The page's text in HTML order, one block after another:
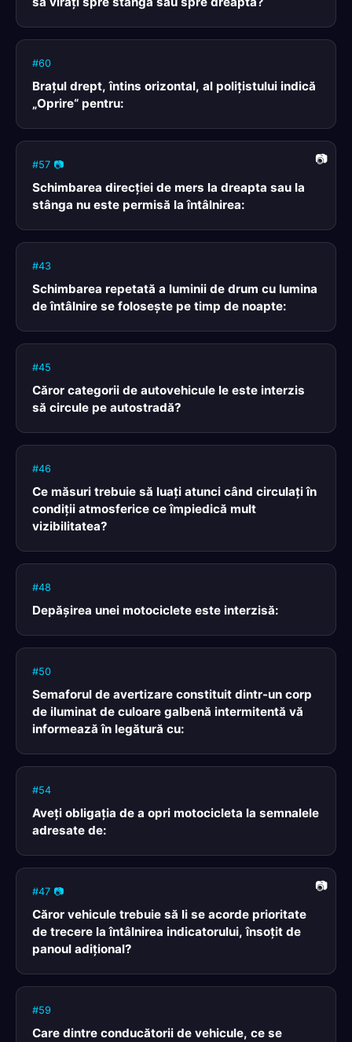
#60
Braţul drept, întins orizontal, al poliţistului indică
„Oprire“ pentru:
#57 📷
Schimbarea direcţiei de mers la dreapta sau la
stânga nu este permisă la întâlnirea:
#43
Schimbarea repetată a luminii de drum cu lumina
de întâlnire se foloseşte pe timp de noapte:
#45
Căror categorii de autovehicule le este interzis
să circule pe autostradă?
#46
Ce măsuri trebuie să luaţi atunci când circulaţi în
condiţii atmosferice ce împiedică mult
vizibilitatea?
#48
Depăşirea unei motociclete este interzisă:
#50
Semaforul de avertizare constituit dintr-un corp
de iluminat de culoare galbenă intermitentă vă
informează în legătură cu:
#54
Aveţi obligaţia de a opri motocicleta la semnalele
adresate de:
#47 📷
Căror vehicule trebuie să li se acorde prioritate
de trecere la întâlnirea indicatorului, însoţit de
panoul adiţional?
#59
Care dintre conducătorii de vehicule, ce se